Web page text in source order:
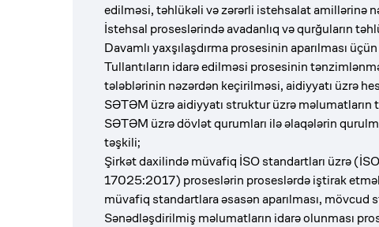
edilməsi, təhlükəli və zərərli istehsalat amillərinə
İstehsal proseslərində avadanlıq və qurğuların
Davamlı yaxşılaşdırma prosesinin aparılması
Tullantıların idarə edilməsi prosesinin
tələblərinin nəzərdən keçirilməsi, aidiyyatı üzrə
SƏTƏM üzrə aidiyyatı struktur üzrə məlumatların
SƏTƏM üzrə dövlət qurumları ilə əlaqələrin
təşkili;
Şirkət daxilində müvafiq İSO standartları üzrə
17025:2017) proseslərin proseslərdə iştirak
müvafiq standartlara əsasən aparılması, mövcud
Sənədləşdirilmiş məlumatların idarə olunması